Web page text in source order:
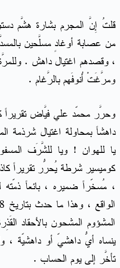
قلتُ إِنَّ المجرم بشارة هشَّم
من عصابة أوغادٍ مسلَّحين
، وقصدهم اغتيال داهش . وللمرَّة
ومرَّغَتْ أُنوفَهم بالرَّغام .
وحرَّر محمّد علي فيَّاض تقريراً
داهشاً بمحاولة اغتيال شرذمة
يا للهوان ! ويا للشَّرَف
كوميسير شرطة يُحرّر تقريراً
، مُسخّراً ضميره ، بائعاً
المشؤوم المشحون بالأحقاد
ينساه أيُّ داهشيّ أو داهشيّة ،
تأخَّر إلى يوم الحساب .